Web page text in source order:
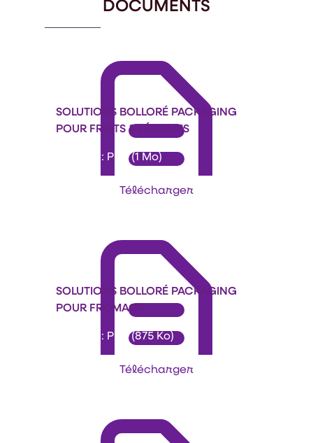
SOLUTIONS BOLLORÉ PACKAGING
POUR FRUITS & LÉGUMES
Format : PDF (1 Mo)
Télécharger
SOLUTIONS BOLLORÉ PACKAGING
POUR FROMAGE
Format : PDF (875 Ko)
Télécharger